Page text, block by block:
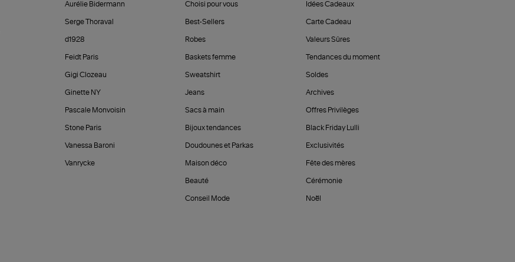
Aurélie Bidermann
Serge Thoraval
d1928
Feidt Paris
Gigi Clozeau
Ginette NY
Pascale Monvoisin
Stone Paris
Vanessa Baroni
Vanrycke
Choisi pour vous
Best-Sellers
Robes
Baskets femme
Sweatshirt
Jeans
Sacs à main
Bijoux tendances
Doudounes et Parkas
Maison déco
Beauté
Conseil Mode
Idées Cadeaux
Carte Cadeau
Valeurs Sûres
Tendances du moment
Soldes
Archives
Offres Privilèges
Black Friday Lulli
Exclusivités
Fête des mères
Cérémonie
Noël